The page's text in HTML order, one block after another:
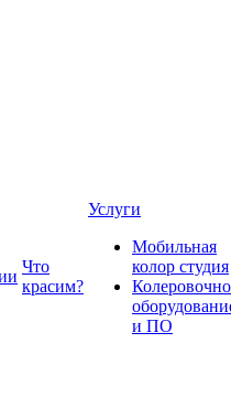
Что
красим?
Услуги
Мобильная
колор студия
и ПО